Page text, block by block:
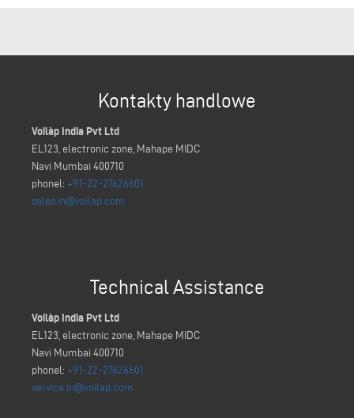
Kontakty handlowe
Voilàp India Pvt Ltd
EL123, electronic zone, Mahape MIDC
Navi Mumbai 400710
phonel: +91-22-27626601
sales.in@voilap.com
Technical Assistance
Voilàp India Pvt Ltd
EL123, electronic zone, Mahape MIDC
Navi Mumbai 400710
phonel: +91-22-27626601
service.in@voilap.com